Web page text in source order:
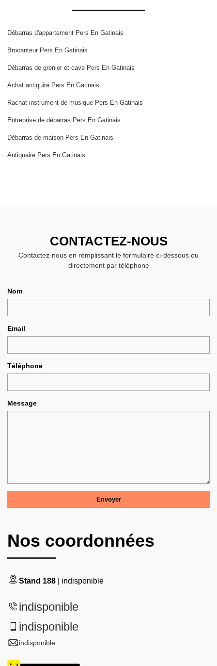
Débarras d'appartement Pers En Gatinais
Brocanteur Pers En Gatinais
Débarras de grenier et cave Pers En Gatinais
Achat antiquité Pers En Gatinais
Rachat instrument de musique Pers En Gatinais
Entreprise de débarras Pers En Gatinais
Débarras de maison Pers En Gatinais
Antiquaire Pers En Gatinais
CONTACTEZ-NOUS
Contactez-nous en remplissant le formulaire ci-dessous ou
directement par téléphone
Nom
Email
Téléphone
Message
Nos coordonnées
Stand 188 | indisponible
indisponible
indisponible
indisponible